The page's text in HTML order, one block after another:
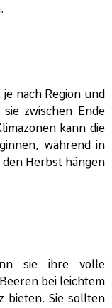
nach Region und
zwischen Ende
kann die
während in
Herbst hängen
sie ihre volle
bei leichtem
bieten. Sie sollten